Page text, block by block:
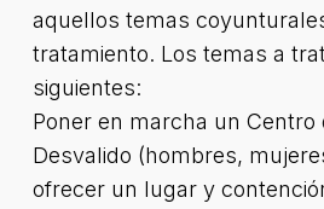
aquellos temas
tratamiento. Los temas a
siguientes:
Poner en marcha un Centro
Desvalido (hombres,
ofrecer un lugar y